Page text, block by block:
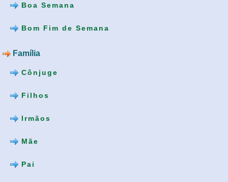
Boa Semana
Bom Fim de Semana
Família
Cônjuge
Filhos
Irmãos
Mãe
Pai